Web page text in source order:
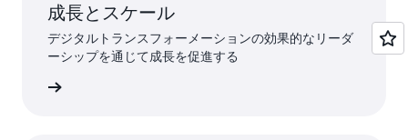
成長とスケール
デジタルトランスフォーメーションの効果的なリーダ
ーシップを通じて成長を促進する